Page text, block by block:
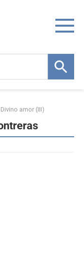
Divino amor (III)